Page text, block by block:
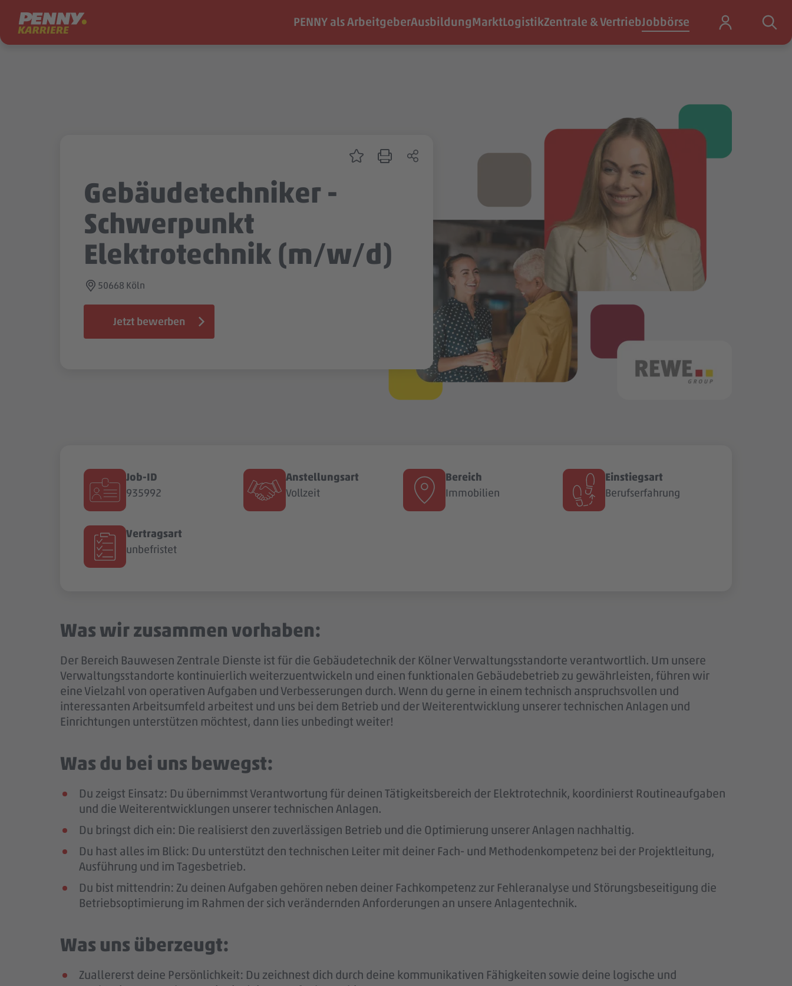
Zum Inhalt springen PENNY als ArbeitgeberAusbildungMarktLogistikZentrale & VertriebJobbörse
Gebäudetechniker -
Schwerpunkt
Elektrotechnik (m/w/d)
50668 Köln
Jetzt bewerben
Job-ID
935992
Anstellungsart
Vollzeit
Bereich
Immobilien
Einstiegsart
Berufserfahrung
Vertragsart
unbefristet
Was wir zusammen vorhaben:
Der Bereich Bauwesen Zentrale Dienste ist für die Gebäudetechnik der Kölner Verwaltungsstandorte verantwortlich. Um unsere
Verwaltungsstandorte kontinuierlich weiterzuentwickeln und einen funktionalen Gebäudebetrieb zu gewährleisten, führen wir
eine Vielzahl von operativen Aufgaben und Verbesserungen durch. Wenn du gerne in einem technisch anspruchsvollen und
interessanten Arbeitsumfeld arbeitest und uns bei dem Betrieb und der Weiterentwicklung unserer technischen Anlagen und
Einrichtungen unterstützen möchtest, dann lies unbedingt weiter!
Was du bei uns bewegst:
Du zeigst Einsatz: Du übernimmst Verantwortung für deinen Tätigkeitsbereich der Elektrotechnik, koordinierst Routineaufgaben
und die Weiterentwicklungen unserer technischen Anlagen.
Du bringst dich ein: Die realisierst den zuverlässigen Betrieb und die Optimierung unserer Anlagen nachhaltig.
Du hast alles im Blick: Du unterstützt den technischen Leiter mit deiner Fach- und Methodenkompetenz bei der Projektleitung,
Ausführung und im Tagesbetrieb.
Du bist mittendrin: Zu deinen Aufgaben gehören neben deiner Fachkompetenz zur Fehleranalyse und Störungsbeseitigung die
Betriebsoptimierung im Rahmen der sich verändernden Anforderungen an unsere Anlagentechnik.
Was uns überzeugt:
Zuallererst deine Persönlichkeit: Du zeichnest dich durch deine kommunikativen Fähigkeiten sowie deine logische und